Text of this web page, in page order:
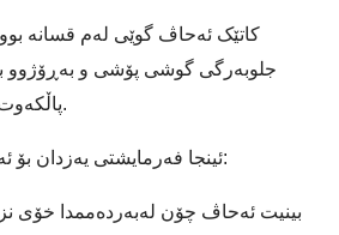
جلوبەرگی گوشی پۆشی و بەڕۆژوو
پاڵکەوت و بە بێدەنگی ڕۆیشت.
ئینجا فەرمایشتی یەزدان بۆ ئەلیاسی تیشبی هات: